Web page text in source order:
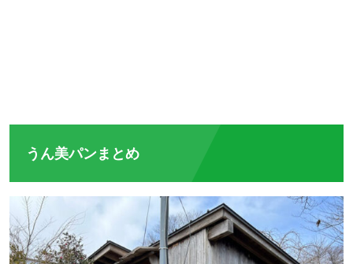
うん美パンまとめ